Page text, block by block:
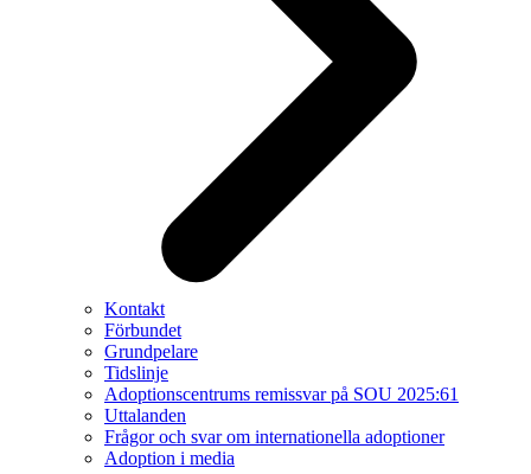
Kontakt
Förbundet
Grundpelare
Tidslinje
Adoptionscentrums remissvar på SOU 2025:61
Uttalanden
Frågor och svar om internationella adoptioner
Adoption i media